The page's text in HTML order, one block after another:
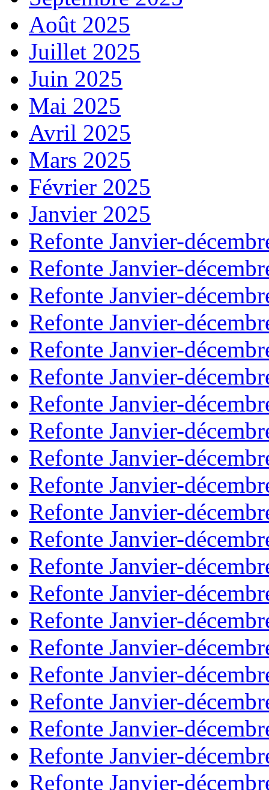
Août 2025
Juillet 2025
Juin 2025
Mai 2025
Avril 2025
Mars 2025
Février 2025
Janvier 2025
Refonte Janvier-
Refonte Janvier-
Refonte Janvier-
Refonte Janvier-
Refonte Janvier-
Refonte Janvier-
Refonte Janvier-
Refonte Janvier-
Refonte Janvier-
Refonte Janvier-
Refonte Janvier-
Refonte Janvier-
Refonte Janvier-
Refonte Janvier-
Refonte Janvier-
Refonte Janvier-
Refonte Janvier-
Refonte Janvier-
Refonte Janvier-
Refonte Janvier-
Refonte Janvier-